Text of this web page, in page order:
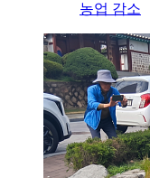
농업 감소